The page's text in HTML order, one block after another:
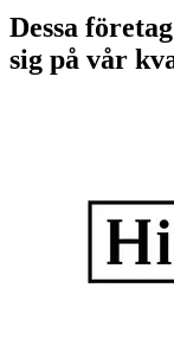
Dessa
sig på vår